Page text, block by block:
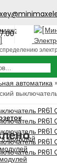
модулей
автоматика »